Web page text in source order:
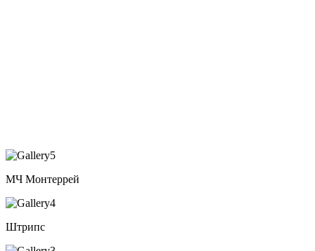
МЧ Монтеррей
Штрипс